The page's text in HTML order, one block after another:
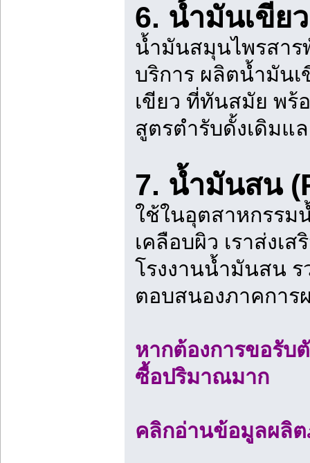
6. น้ำมันเขีย
น้ำมันสมุนไพรสาร
บริการ ผลิตน้ำมัน
เขียว ที่ทันสมัย พร้
สูตรตำรับดั้งเดิมแ
7. น้ำมันสน
ใช้ในอุตสาหกรรม
เคลือบผิว เราส่ง
โรงงานน้ำมันสน
ตอบสนองภาคการ
หากต้องการขอรับ
ซื้อปริมาณมาก
คลิกอ่านข้อมูลผลิ